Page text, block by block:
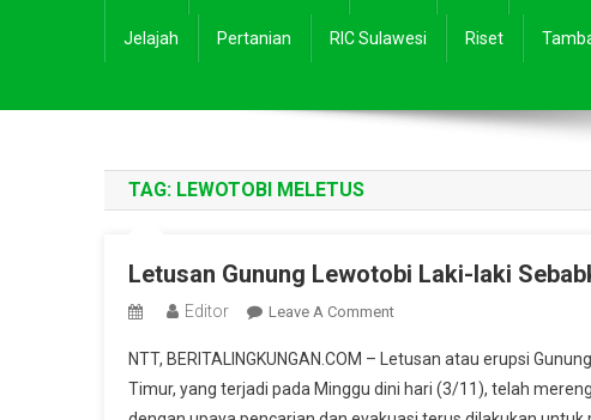
Jelajah Pertanian RIC Sulawesi Riset
TAG: LEWOTOBI MELETUS
Letusan Gunung Lewotobi Laki-laki
Editor Leave A CommentOn
Gunung
Lewotobi
NTT, BERITALINGKUNGAN.COM – Letusan atau erupsi
Timur, yang terjadi pada Minggu dini hari (3/11), telah